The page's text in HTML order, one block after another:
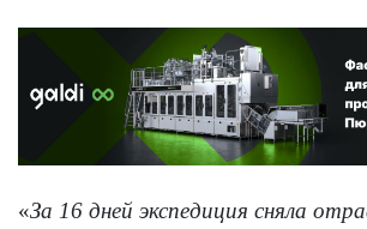
«За 16 дней экспедиция сняла